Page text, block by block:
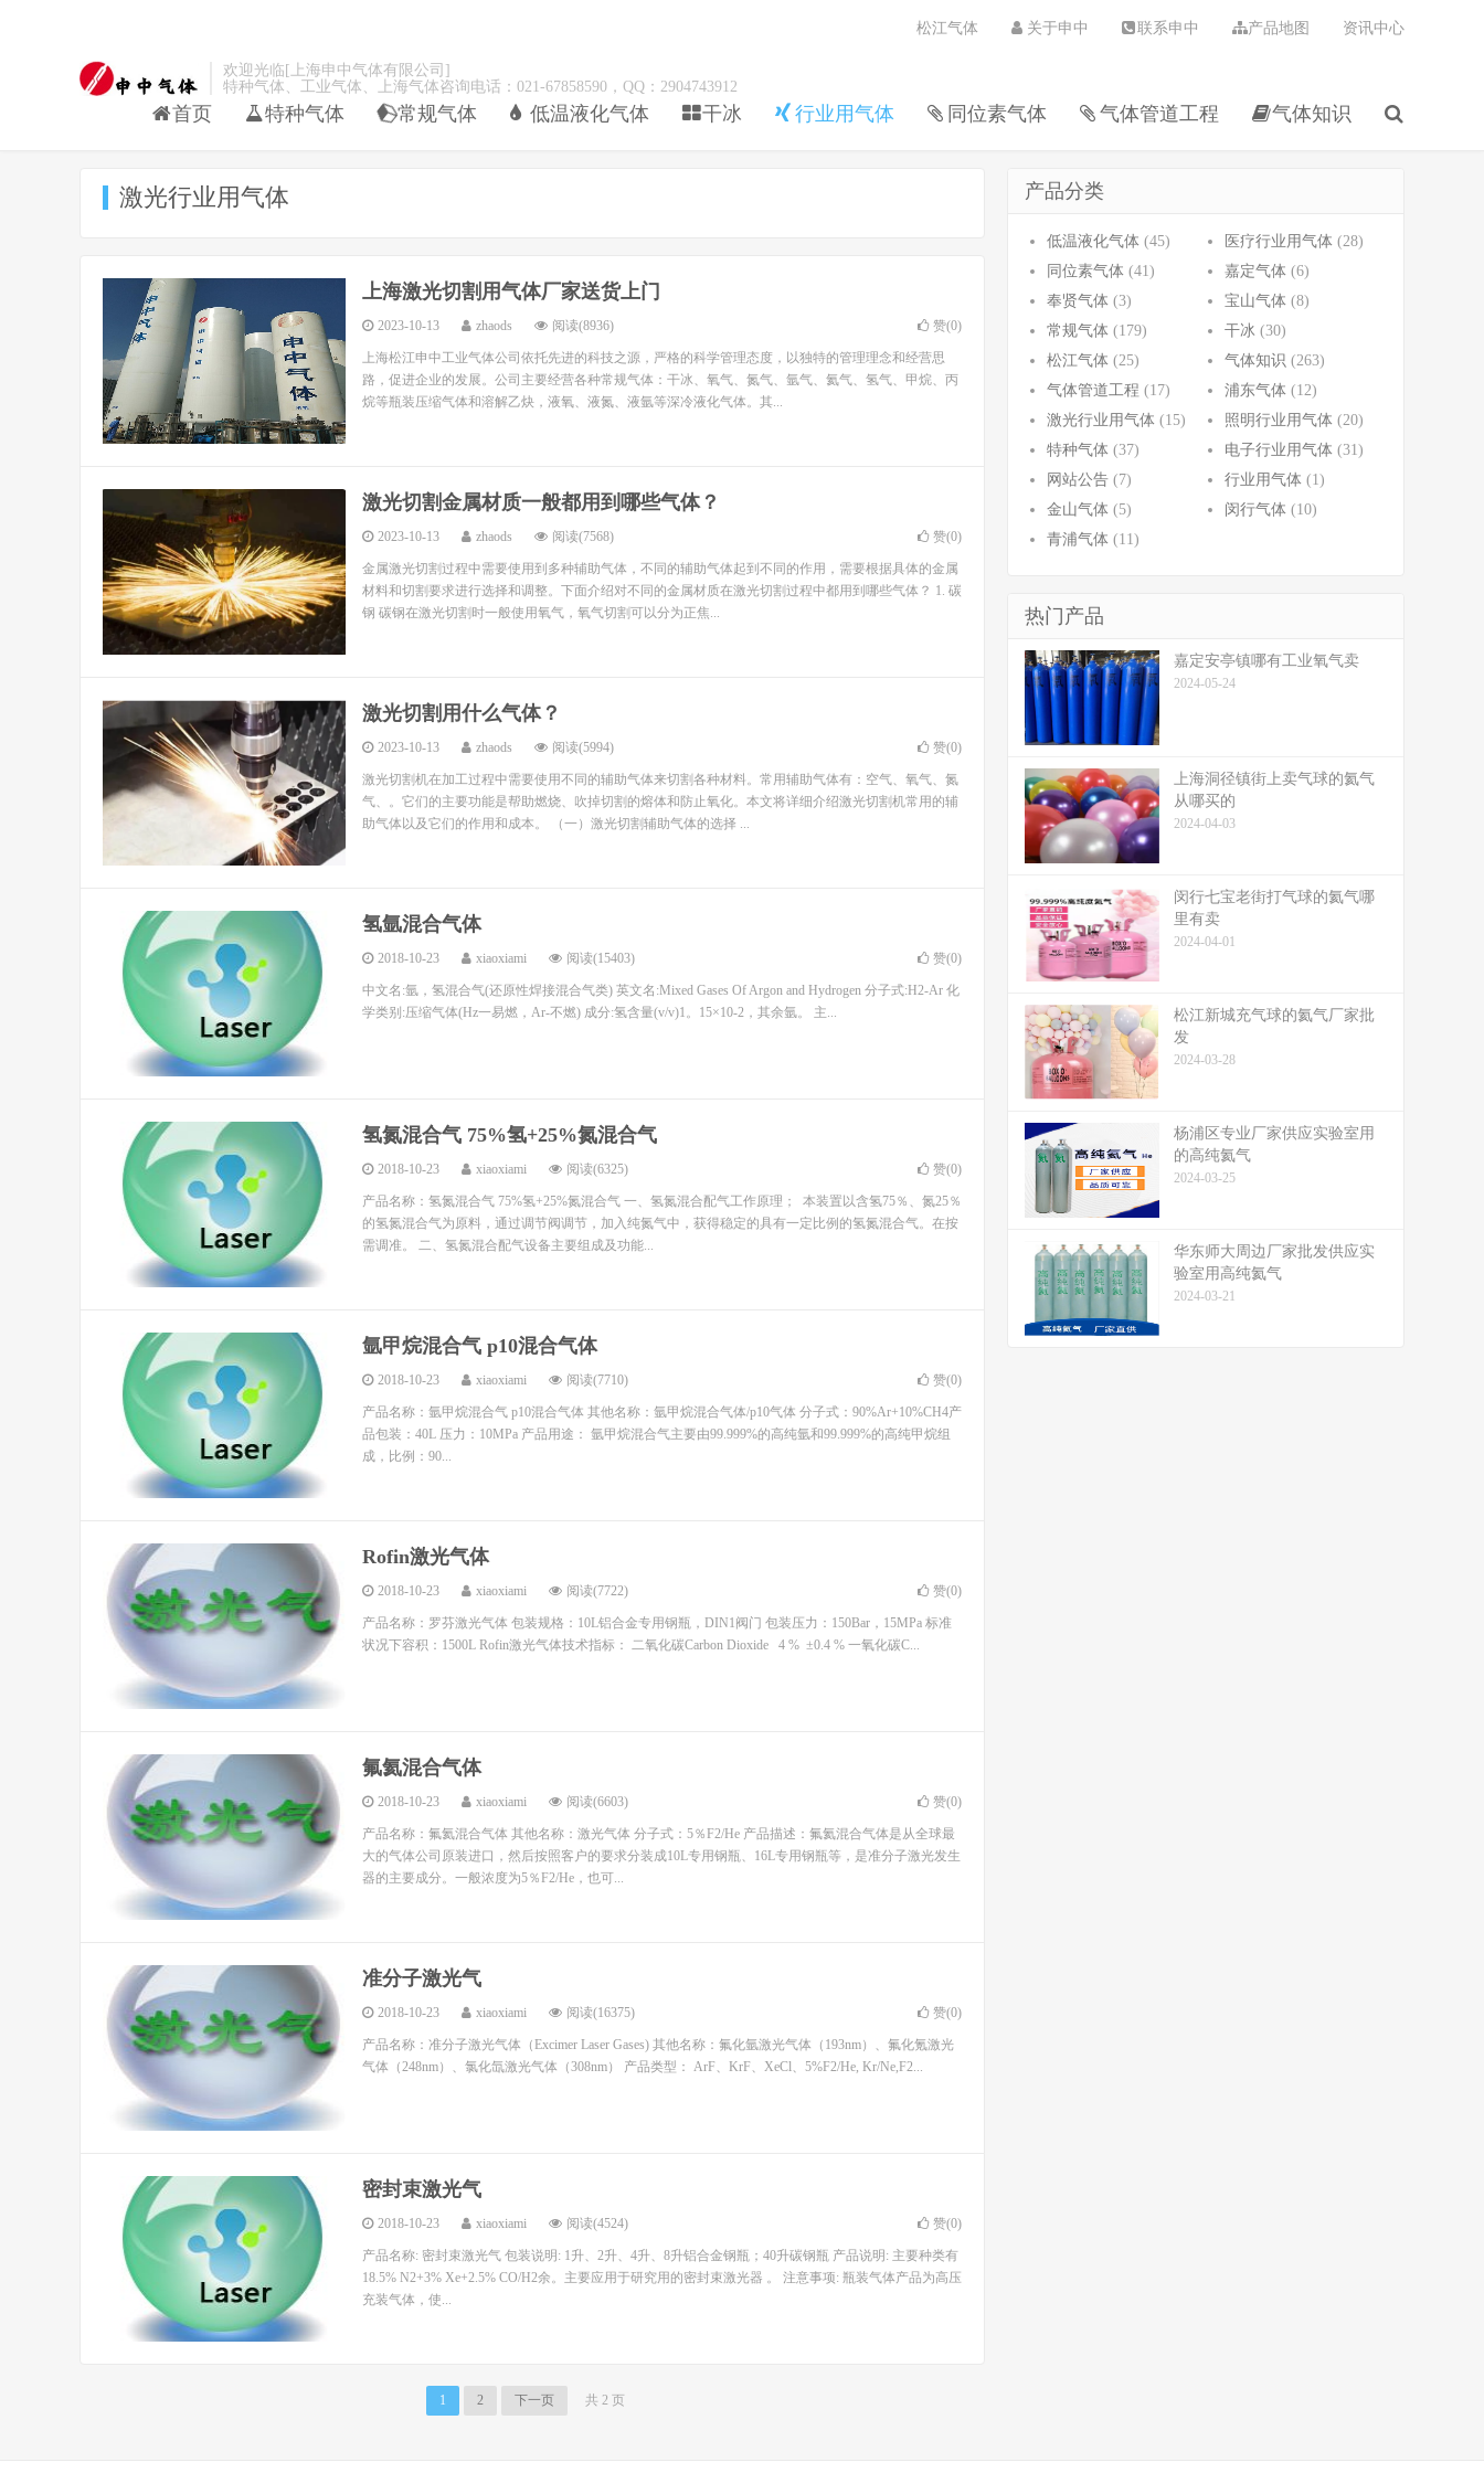
欢迎光临[上海申中气体有限公司]
特种气体、工业气体、上海气体咨询电话：021-67858590，QQ：2904743912
首页 特种气体 常规气体 低温液化气体 干冰 行业用气体 同位素气体 气体管道工程 气体知识
松江气体 关于申中 联系申中 产品地图 资讯中心
激光行业用气体
上海激光切割用气体厂家送货上门
2023-10-13 zhaods 阅读(8936) 赞(0)
上海松江申中工业气体公司依托先进的科技之源，严格的科学管理态度，以独特的管理理念和经营思
路，促进企业的发展。公司主要经营各种常规气体：干冰、氧气、氮气、氩气、氦气、氢气、甲烷、丙
烷等瓶装压缩气体和溶解乙炔，液氧、液氮、液氩等深冷液化气体。其...
激光切割金属材质一般都用到哪些气体？
2023-10-13 zhaods 阅读(7568) 赞(0)
金属激光切割过程中需要使用到多种辅助气体，不同的辅助气体起到不同的作用，需要根据具体的金属
材料和切割要求进行选择和调整。下面介绍对不同的金属材质在激光切割过程中都用到哪些气体？ 1. 碳
钢 碳钢在激光切割时一般使用氧气，氧气切割可以分为正焦...
激光切割用什么气体？
2023-10-13 zhaods 阅读(5994) 赞(0)
激光切割机在加工过程中需要使用不同的辅助气体来切割各种材料。常用辅助气体有：空气、氧气、氮
气、。它们的主要功能是帮助燃烧、吹掉切割的熔体和防止氧化。本文将详细介绍激光切割机常用的辅
助气体以及它们的作用和成本。 （一）激光切割辅助气体的选择 ...
氢氩混合气体
2018-10-23 xiaoxiami 阅读(15403) 赞(0)
中文名:氩，氢混合气(还原性焊接混合气类) 英文名:Mixed Gases Of Argon and Hydrogen 分子式:H2-Ar 化
学类别:压缩气体(Hz一易燃，Ar-不燃) 成分:氢含量(v/v)1。15×10-2，其余氩。 主...
氢氮混合气 75%氢+25%氮混合气
2018-10-23 xiaoxiami 阅读(6325) 赞(0)
产品名称：氢氮混合气 75%氢+25%氮混合气 一、氢氮混合配气工作原理； 本装置以含氢75％、氮25％
的氢氮混合气为原料，通过调节阀调节，加入纯氮气中，获得稳定的具有一定比例的氢氮混合气。在按
需调准。 二、氢氮混合配气设备主要组成及功能...
氩甲烷混合气 p10混合气体
2018-10-23 xiaoxiami 阅读(7710) 赞(0)
产品名称：氩甲烷混合气 p10混合气体 其他名称：氩甲烷混合气体/p10气体 分子式：90%Ar+10%CH4产
品包装：40L 压力：10MPa 产品用途： 氩甲烷混合气主要由99.999%的高纯氩和99.999%的高纯甲烷组
成，比例：90...
Rofin激光气体
2018-10-23 xiaoxiami 阅读(7722) 赞(0)
产品名称：罗芬激光气体 包装规格：10L铝合金专用钢瓶，DIN1阀门 包装压力：150Bar，15MPa 标准
状况下容积：1500L Rofin激光气体技术指标： 二氧化碳Carbon Dioxide 4 % ±0.4 % 一氧化碳C...
氟氦混合气体
2018-10-23 xiaoxiami 阅读(6603) 赞(0)
产品名称：氟氦混合气体 其他名称：激光气体 分子式：5％F2/He 产品描述：氟氦混合气体是从全球最
大的气体公司原装进口，然后按照客户的要求分装成10L专用钢瓶、16L专用钢瓶等，是准分子激光发生
器的主要成分。一般浓度为5％F2/He，也可...
准分子激光气
2018-10-23 xiaoxiami 阅读(16375) 赞(0)
产品名称：准分子激光气体（Excimer Laser Gases) 其他名称：氟化氩激光气体（193nm）、氟化氪激光
气体（248nm）、氯化氙激光气体（308nm） 产品类型： ArF、KrF、XeCl、5%F2/He, Kr/Ne,F2...
密封束激光气
2018-10-23 xiaoxiami 阅读(4524) 赞(0)
产品名称: 密封束激光气 包装说明: 1升、2升、4升、8升铝合金钢瓶；40升碳钢瓶 产品说明: 主要种类有
18.5% N2+3% Xe+2.5% CO/H2余。主要应用于研究用的密封束激光器 。 注意事项: 瓶装气体产品为高压
充装气体，使...
1 2 下一页 共 2 页
产品分类
低温液化气体 (45) 医疗行业用气体 (28)
同位素气体 (41) 嘉定气体 (6)
奉贤气体 (3) 宝山气体 (8)
常规气体 (179) 干冰 (30)
松江气体 (25) 气体知识 (263)
气体管道工程 (17) 浦东气体 (12)
激光行业用气体 (15) 照明行业用气体 (20)
特种气体 (37) 电子行业用气体 (31)
网站公告 (7) 行业用气体 (1)
金山气体 (5) 闵行气体 (10)
青浦气体 (11)
热门产品
嘉定安亭镇哪有工业氧气卖
2024-05-24
上海洞径镇街上卖气球的氦气
从哪买的
2024-04-03
闵行七宝老街打气球的氦气哪
里有卖
2024-04-01
松江新城充气球的氦气厂家批
发
2024-03-28
杨浦区专业厂家供应实验室用
的高纯氦气
2024-03-25
华东师大周边厂家批发供应实
验室用高纯氦气
2024-03-21